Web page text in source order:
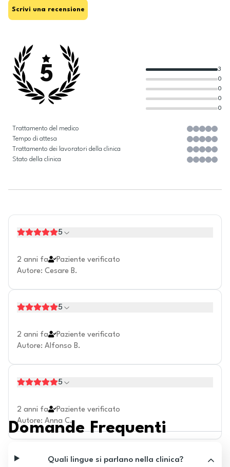
Scrivi una recensione
5
0
0
0
0
3
Trattamento del medico
Tempo di attesa
Trattamento dei lavoratori della clinica
Stato della clinica
5
2 anni fa
Paziente verificato
Autore: Cesare B.
5
2 anni fa
Paziente verificato
Autore: Alfonso B.
5
2 anni fa
Paziente verificato
Autore: Anna C.
Domande Frequenti
Quali lingue si parlano nella clinica?